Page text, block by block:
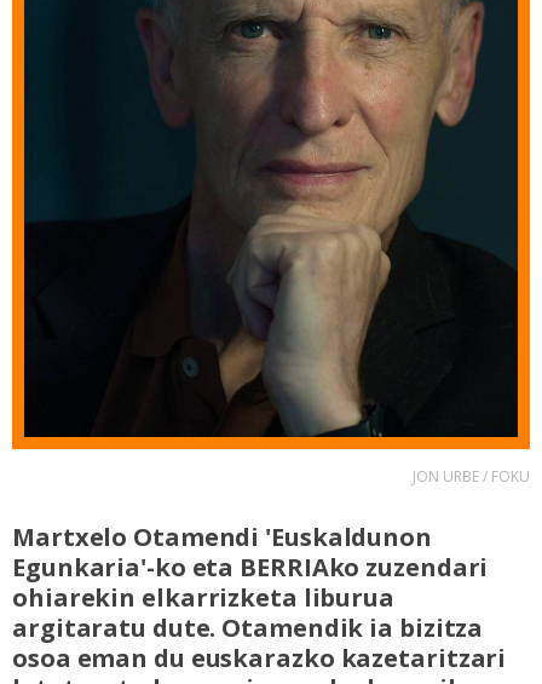
JON URBE / FOKU
Martxelo Otamendi 'Euskaldunon
Egunkaria'-ko eta BERRIAko zuzendari
ohiarekin elkarrizketa liburua
argitaratu dute. Otamendik ia bizitza
osoa eman du euskarazko kazetaritzari